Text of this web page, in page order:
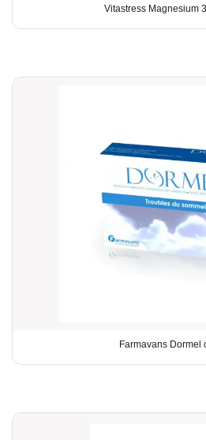
Vitastress Magnesium
Farmavans Dormel